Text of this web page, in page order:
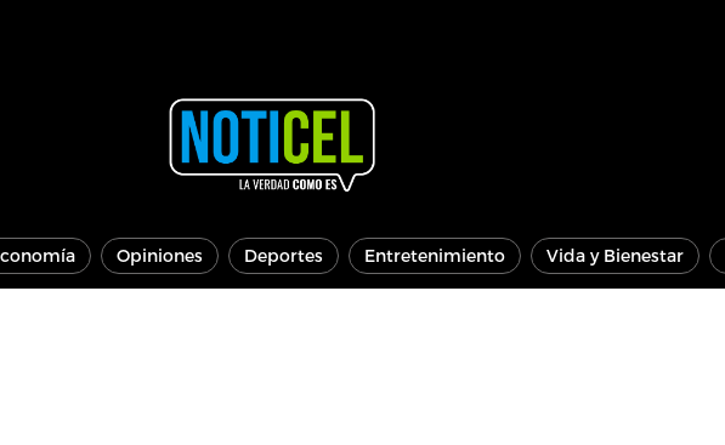
Opiniones Deportes Entretenimiento Vida y Bienestar